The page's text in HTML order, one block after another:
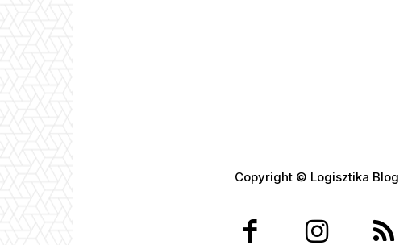
Copyright © Logisztika Blog